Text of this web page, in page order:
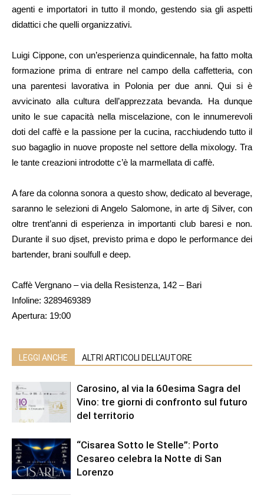
agenti e importatori in tutto il mondo, gestendo sia gli aspetti
didattici che quelli organizzativi.
Luigi Cippone, con un’esperienza quindicennale, ha fatto molta
formazione prima di entrare nel campo della caffetteria, con
una parentesi lavorativa in Polonia per due anni. Qui si è
avvicinato alla cultura dell’apprezzata bevanda. Ha dunque
unito le sue capacità nella miscelazione, con le innumerevoli
doti del caffè e la passione per la cucina, racchiudendo tutto il
suo bagaglio in nuove proposte nel settore della mixology. Tra
le tante creazioni introdotte c’è la marmellata di caffè.
A fare da colonna sonora a questo show, dedicato al beverage,
saranno le selezioni di Angelo Salomone, in arte dj Silver, con
oltre trent’anni di esperienza in importanti club baresi e non.
Durante il suo djset, previsto prima e dopo le performance dei
bartender, brani soulfull e deep.
Caffè Vergnano – via della Resistenza, 142 – Bari
Infoline: 3289469389
Apertura: 19:00
LEGGI ANCHE ALTRI ARTICOLI DELL'AUTORE
Carosino, al via la 60esima Sagra del
Vino: tre giorni di confronto sul futuro
del territorio
“Cisarea Sotto le Stelle”: Porto
Cesareo celebra la Notte di San
Lorenzo